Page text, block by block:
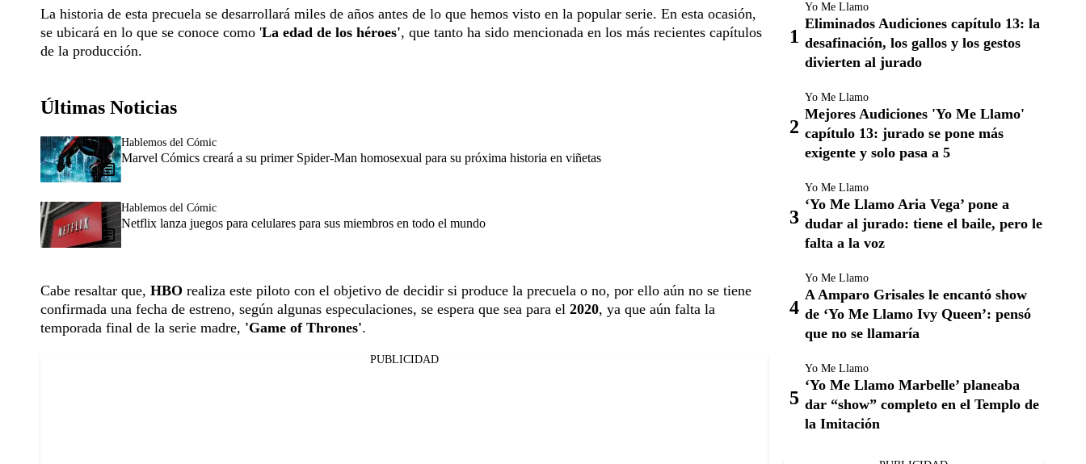
La historia de esta precuela se desarrollará miles de años antes de lo que hemos visto en la popular serie. En esta ocasión,
se ubicará en lo que se conoce como 'La edad de los héroes', que tanto ha sido mencionada en los más recientes capítulos
de la producción.
Últimas Noticias
Hablemos del Cómic
Marvel Cómics creará a su primer Spider-Man homosexual para su próxima historia en viñetas
Hablemos del Cómic
Netflix lanza juegos para celulares para sus miembros en todo el mundo
Cabe resaltar que, HBO realiza este piloto con el objetivo de decidir si produce la precuela o no, por ello aún no se tiene
confirmada una fecha de estreno, según algunas especulaciones, se espera que sea para el 2020, ya que aún falta la
temporada final de la serie madre, 'Game of Thrones'.
PUBLICIDAD
Yo Me Llamo
Eliminados Audiciones capítulo 13: la
desafinación, los gallos y los gestos
divierten al jurado
Yo Me Llamo
Mejores Audiciones 'Yo Me Llamo'
capítulo 13: jurado se pone más
exigente y solo pasa a 5
Yo Me Llamo
‘Yo Me Llamo Aria Vega’ pone a
dudar al jurado: tiene el baile, pero le
falta a la voz
Yo Me Llamo
A Amparo Grisales le encantó show
de ‘Yo Me Llamo Ivy Queen’: pensó
que no se llamaría
Yo Me Llamo
‘Yo Me Llamo Marbelle’ planeaba
dar “show” completo en el Templo de
la Imitación